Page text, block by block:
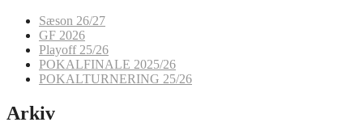
Sæson 26/27
GF 2026
Playoff 25/26
POKALFINALE 2025/26
POKALTURNERING 25/26
Arkiv